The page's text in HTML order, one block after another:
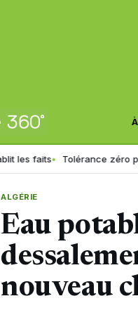
Tolérance zéro pour les
ALGÉRIE
Eau
nouveau